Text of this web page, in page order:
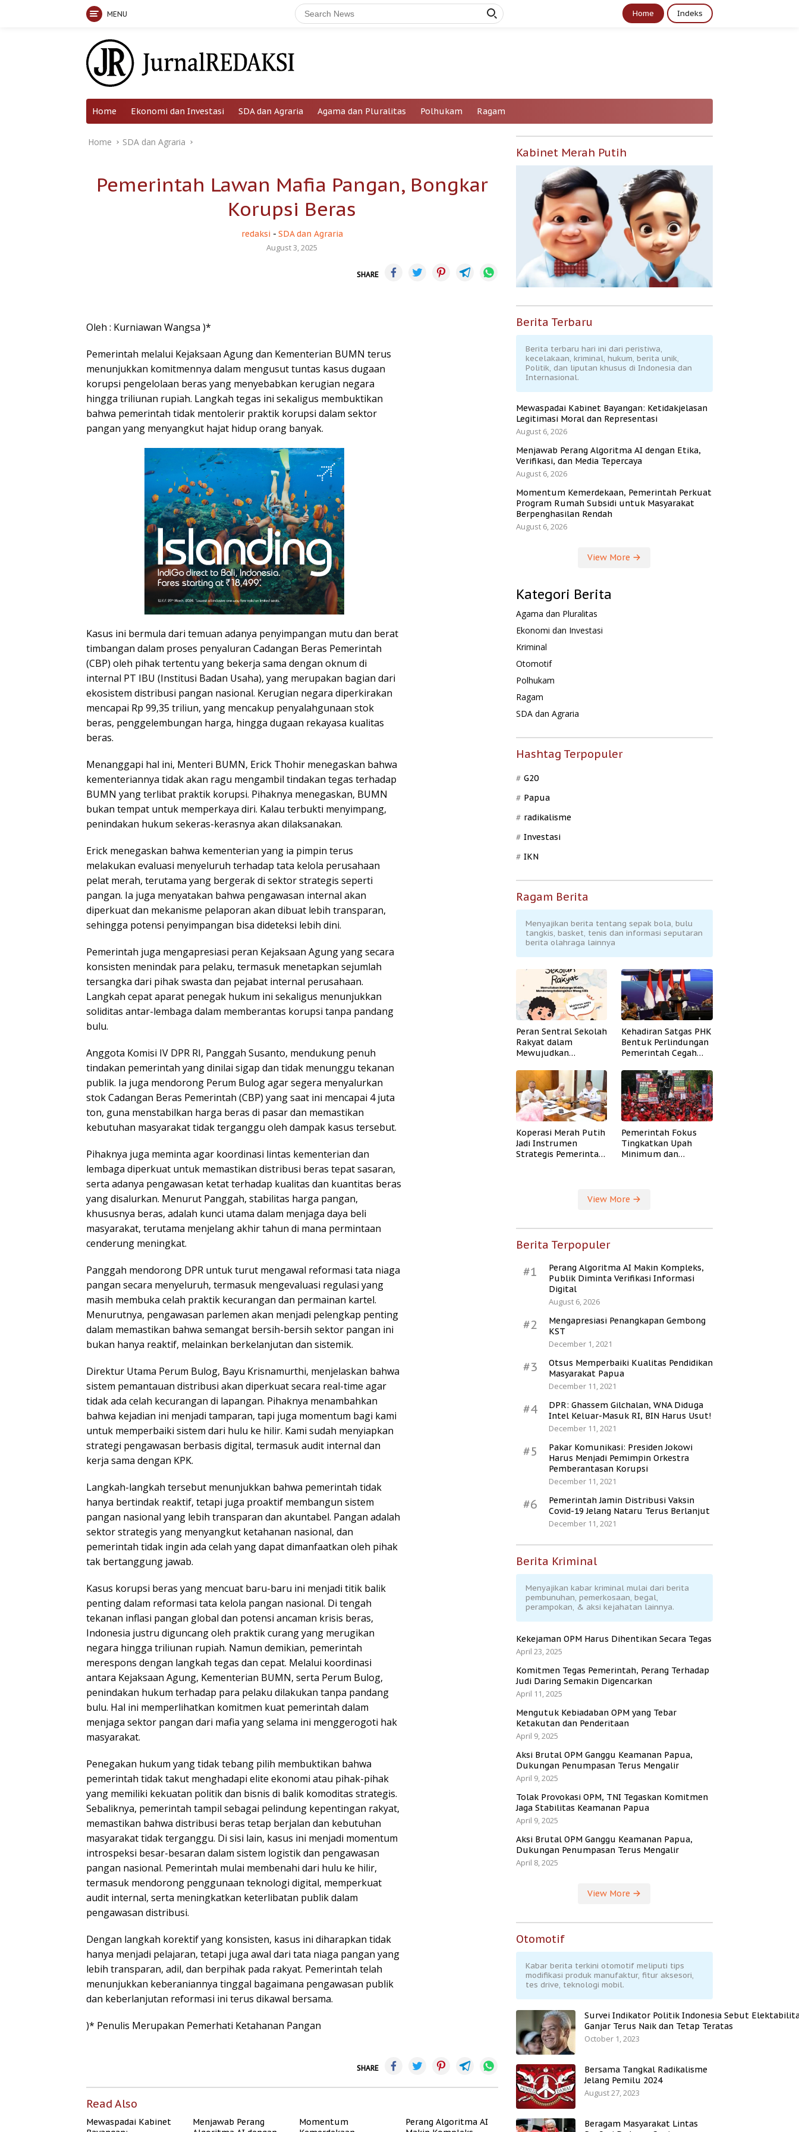
MENU Home Indeks
Home Ekonomi dan Investasi SDA dan Agraria Agama dan Pluralitas Polhukam Ragam
Home SDA dan Agraria
Pemerintah Lawan Mafia Pangan, Bongkar
Korupsi Beras
redaksi - SDA dan Agraria
August 3, 2025
SHARE
Oleh : Kurniawan Wangsa )*
Pemerintah melalui Kejaksaan Agung dan Kementerian BUMN terus
menunjukkan komitmennya dalam mengusut tuntas kasus dugaan
korupsi pengelolaan beras yang menyebabkan kerugian negara
hingga triliunan rupiah. Langkah tegas ini sekaligus membuktikan
bahwa pemerintah tidak mentolerir praktik korupsi dalam sektor
pangan yang menyangkut hajat hidup orang banyak.
Kasus ini bermula dari temuan adanya penyimpangan mutu dan berat
timbangan dalam proses penyaluran Cadangan Beras Pemerintah
(CBP) oleh pihak tertentu yang bekerja sama dengan oknum di
internal PT IBU (Institusi Badan Usaha), yang merupakan bagian dari
ekosistem distribusi pangan nasional. Kerugian negara diperkirakan
mencapai Rp 99,35 triliun, yang mencakup penyalahgunaan stok
beras, penggelembungan harga, hingga dugaan rekayasa kualitas
beras.
Menanggapi hal ini, Menteri BUMN, Erick Thohir menegaskan bahwa
kementeriannya tidak akan ragu mengambil tindakan tegas terhadap
BUMN yang terlibat praktik korupsi. Pihaknya menegaskan, BUMN
bukan tempat untuk memperkaya diri. Kalau terbukti menyimpang,
penindakan hukum sekeras-kerasnya akan dilaksanakan.
Erick menegaskan bahwa kementerian yang ia pimpin terus
melakukan evaluasi menyeluruh terhadap tata kelola perusahaan
pelat merah, terutama yang bergerak di sektor strategis seperti
pangan. Ia juga menyatakan bahwa pengawasan internal akan
diperkuat dan mekanisme pelaporan akan dibuat lebih transparan,
sehingga potensi penyimpangan bisa dideteksi lebih dini.
Pemerintah juga mengapresiasi peran Kejaksaan Agung yang secara
konsisten menindak para pelaku, termasuk menetapkan sejumlah
tersangka dari pihak swasta dan pejabat internal perusahaan.
Langkah cepat aparat penegak hukum ini sekaligus menunjukkan
soliditas antar-lembaga dalam memberantas korupsi tanpa pandang
bulu.
Anggota Komisi IV DPR RI, Panggah Susanto, mendukung penuh
tindakan pemerintah yang dinilai sigap dan tidak menunggu tekanan
publik. Ia juga mendorong Perum Bulog agar segera menyalurkan
stok Cadangan Beras Pemerintah (CBP) yang saat ini mencapai 4 juta
ton, guna menstabilkan harga beras di pasar dan memastikan
kebutuhan masyarakat tidak terganggu oleh dampak kasus tersebut.
Pihaknya juga meminta agar koordinasi lintas kementerian dan
lembaga diperkuat untuk memastikan distribusi beras tepat sasaran,
serta adanya pengawasan ketat terhadap kualitas dan kuantitas beras
yang disalurkan. Menurut Panggah, stabilitas harga pangan,
khususnya beras, adalah kunci utama dalam menjaga daya beli
masyarakat, terutama menjelang akhir tahun di mana permintaan
cenderung meningkat.
Panggah mendorong DPR untuk turut mengawal reformasi tata niaga
pangan secara menyeluruh, termasuk mengevaluasi regulasi yang
masih membuka celah praktik kecurangan dan permainan kartel.
Menurutnya, pengawasan parlemen akan menjadi pelengkap penting
dalam memastikan bahwa semangat bersih-bersih sektor pangan ini
bukan hanya reaktif, melainkan berkelanjutan dan sistemik.
Direktur Utama Perum Bulog, Bayu Krisnamurthi, menjelaskan bahwa
sistem pemantauan distribusi akan diperkuat secara real-time agar
tidak ada celah kecurangan di lapangan. Pihaknya menambahkan
bahwa kejadian ini menjadi tamparan, tapi juga momentum bagi kami
untuk memperbaiki sistem dari hulu ke hilir. Kami sudah menyiapkan
strategi pengawasan berbasis digital, termasuk audit internal dan
kerja sama dengan KPK.
Langkah-langkah tersebut menunjukkan bahwa pemerintah tidak
hanya bertindak reaktif, tetapi juga proaktif membangun sistem
pangan nasional yang lebih transparan dan akuntabel. Pangan adalah
sektor strategis yang menyangkut ketahanan nasional, dan
pemerintah tidak ingin ada celah yang dapat dimanfaatkan oleh pihak
tak bertanggung jawab.
Kasus korupsi beras yang mencuat baru-baru ini menjadi titik balik
penting dalam reformasi tata kelola pangan nasional. Di tengah
tekanan inflasi pangan global dan potensi ancaman krisis beras,
Indonesia justru diguncang oleh praktik curang yang merugikan
negara hingga triliunan rupiah. Namun demikian, pemerintah
merespons dengan langkah tegas dan cepat. Melalui koordinasi
antara Kejaksaan Agung, Kementerian BUMN, serta Perum Bulog,
penindakan hukum terhadap para pelaku dilakukan tanpa pandang
bulu. Hal ini memperlihatkan komitmen kuat pemerintah dalam
menjaga sektor pangan dari mafia yang selama ini menggerogoti hak
masyarakat.
Penegakan hukum yang tidak tebang pilih membuktikan bahwa
pemerintah tidak takut menghadapi elite ekonomi atau pihak-pihak
yang memiliki kekuatan politik dan bisnis di balik komoditas strategis.
Sebaliknya, pemerintah tampil sebagai pelindung kepentingan rakyat,
memastikan bahwa distribusi beras tetap berjalan dan kebutuhan
masyarakat tidak terganggu. Di sisi lain, kasus ini menjadi momentum
introspeksi besar-besaran dalam sistem logistik dan pengawasan
pangan nasional. Pemerintah mulai membenahi dari hulu ke hilir,
termasuk mendorong penggunaan teknologi digital, memperkuat
audit internal, serta meningkatkan keterlibatan publik dalam
pengawasan distribusi.
Dengan langkah korektif yang konsisten, kasus ini diharapkan tidak
hanya menjadi pelajaran, tetapi juga awal dari tata niaga pangan yang
lebih transparan, adil, dan berpihak pada rakyat. Pemerintah telah
menunjukkan keberaniannya tinggal bagaimana pengawasan publik
dan keberlanjutan reformasi ini terus dikawal bersama.
)* Penulis Merupakan Pemerhati Ketahanan Pangan
SHARE
Read Also
Mewaspadai Kabinet
Menjawab Perang
Momentum
Perang Algoritma AI
Kabinet Merah Putih
Berita Terbaru
Berita terbaru hari ini dari peristiwa,
kecelakaan, kriminal, hukum, berita unik,
Politik, dan liputan khusus di Indonesia dan
Internasional.
Mewaspadai Kabinet Bayangan: Ketidakjelasan
Legitimasi Moral dan Representasi
August 6, 2026
Menjawab Perang Algoritma AI dengan Etika,
Verifikasi, dan Media Tepercaya
August 6, 2026
Momentum Kemerdekaan, Pemerintah Perkuat
Program Rumah Subsidi untuk Masyarakat
Berpenghasilan Rendah
August 6, 2026
View More
Kategori Berita
Agama dan Pluralitas
Ekonomi dan Investasi
Kriminal
Otomotif
Polhukam
Ragam
SDA dan Agraria
Hashtag Terpopuler
G20
Papua
radikalisme
Investasi
IKN
Ragam Berita
Menyajikan berita tentang sepak bola, bulu
tangkis, basket, tenis dan informasi seputaran
berita olahraga lainnya
Peran Sentral Sekolah
Rakyat dalam
Mewujudkan
Kehadiran Satgas PHK
Bentuk Perlindungan
Pemerintah Cegah
Koperasi Merah Putih
Jadi Instrumen
Strategis Pemerintah
Pemerintah Fokus
Tingkatkan Upah
Minimum dan
View More
Berita Terpopuler
#1
Perang Algoritma AI Makin Kompleks,
Publik Diminta Verifikasi Informasi
Digital
August 6, 2026
#2
Mengapresiasi Penangkapan Gembong
KST
December 1, 2021
#3
Otsus Memperbaiki Kualitas Pendidikan
Masyarakat Papua
December 11, 2021
#4
DPR: Ghassem Gilchalan, WNA Diduga
Intel Keluar-Masuk RI, BIN Harus Usut!
December 11, 2021
#5
Pakar Komunikasi: Presiden Jokowi
Harus Menjadi Pemimpin Orkestra
Pemberantasan Korupsi
December 11, 2021
#6
Pemerintah Jamin Distribusi Vaksin
Covid-19 Jelang Nataru Terus Berlanjut
December 11, 2021
Berita Kriminal
Menyajikan kabar kriminal mulai dari berita
pembunuhan, pemerkosaan, begal,
perampokan, & aksi kejahatan lainnya.
Kekejaman OPM Harus Dihentikan Secara Tegas
April 23, 2025
Komitmen Tegas Pemerintah, Perang Terhadap
Judi Daring Semakin Digencarkan
April 11, 2025
Mengutuk Kebiadaban OPM yang Tebar
Ketakutan dan Penderitaan
April 9, 2025
Aksi Brutal OPM Ganggu Keamanan Papua,
Dukungan Penumpasan Terus Mengalir
April 9, 2025
Tolak Provokasi OPM, TNI Tegaskan Komitmen
Jaga Stabilitas Keamanan Papua
April 9, 2025
Aksi Brutal OPM Ganggu Keamanan Papua,
Dukungan Penumpasan Terus Mengalir
April 8, 2025
View More
Otomotif
Kabar berita terkini otomotif meliputi tips
modifikasi produk manufaktur, fitur aksesori,
tes drive, teknologi mobil.
Survei Indikator Politik Indonesia Sebut
Ganjar Terus Naik dan Tetap Teratas
October 1, 2023
Bersama Tangkal Radikalisme
Jelang Pemilu 2024
August 27, 2023
Beragam Masyarakat Lintas